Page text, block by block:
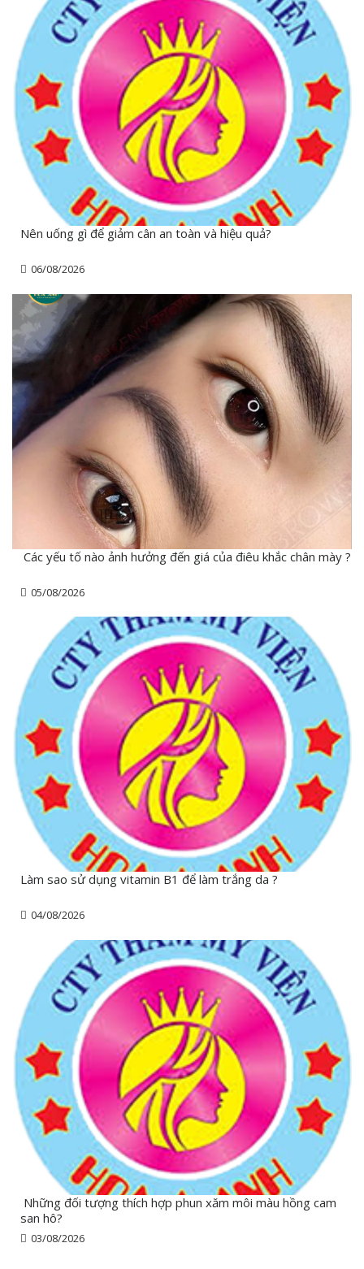
Nên uống gì để giảm cân an toàn và hiệu quả?
06/08/2026
Các yếu tố nào ảnh hưởng đến giá của điêu khắc chân mày ?
05/08/2026
Làm sao sử dụng vitamin B1 để làm trắng da ?
04/08/2026
Những đối tượng thích hợp phun xăm môi màu hồng cam
san hô?
03/08/2026